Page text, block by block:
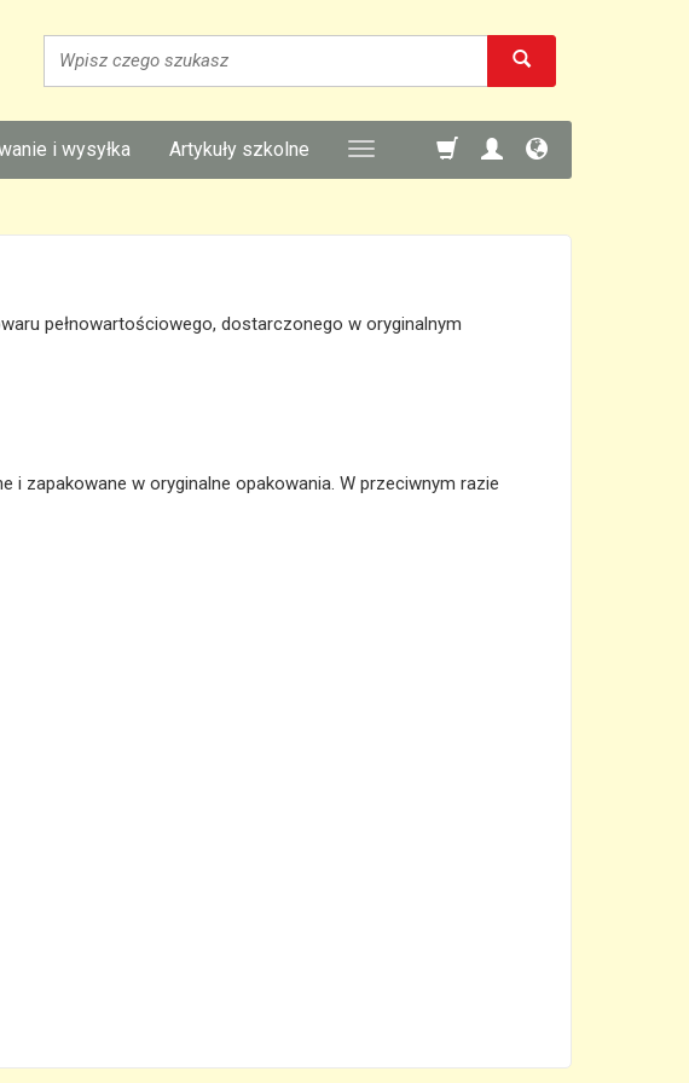
i wysyłka Artykuły szkolne
pełnowartościowego, dostarczonego w oryginalnym
i zapakowane w oryginalne opakowania. W przeciwnym razie